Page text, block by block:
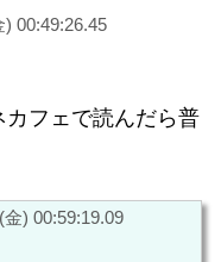
) 00:49:26.45
フェで読んだら普
金) 00:59:19.09